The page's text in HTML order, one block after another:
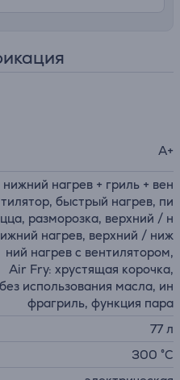
A+
нижний нагрев + гриль + вен
тилятор, быстрый нагрев, пи
цца, pазморозка, верхний / н
ижний нагрев, верхний / ниж
ний нагрев с вентилятором,
Air Fry: хрустящая корочка,
без использования масла, ин
фрагриль, функция пара
77 л
300 °C